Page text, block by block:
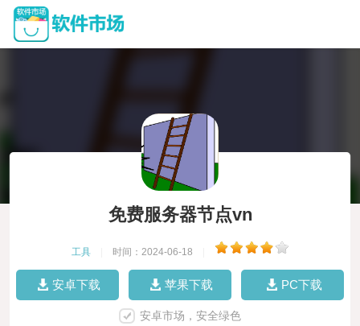
免费服务器节点vn
工具 时间：2024-06-18
安卓下载 苹果下载 PC下载
安卓市场，安全绿色